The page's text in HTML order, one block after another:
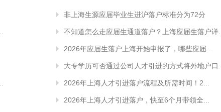
非上海生源应届毕业生进沪落户标准分为72分
不知道怎么走应届生通道落户？上海应届生落户详...
2026年应届生落户上海开始申报了，哪些应届...
大专学历可否通过公司人才引进的方式将外地户口...
2026年上海人才引进落户流程及所需时间！2...
2026年上海人才引进落户，快至6个月带领全...